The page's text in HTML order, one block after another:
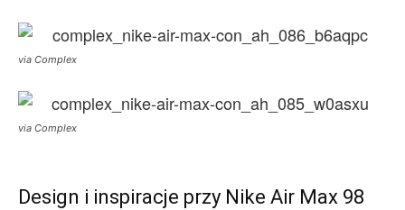
via Complex
via Complex
Design i inspiracje przy Nike Air Max 98